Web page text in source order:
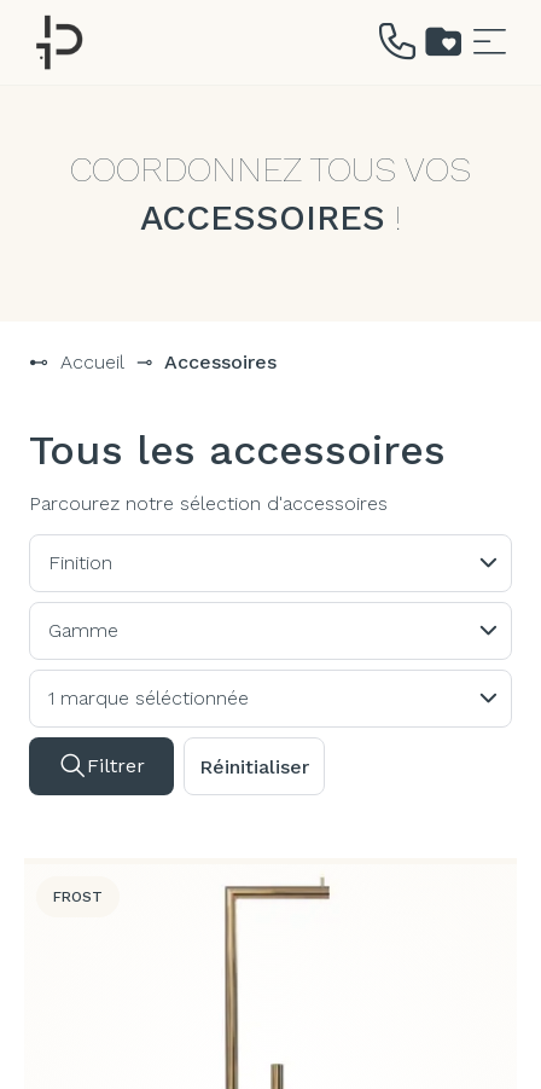
COORDONNEZ TOUS VOS
ACCESSOIRES !
⊷ Accueil ⊸ Accessoires
Tous les accessoires
Parcourez notre sélection d'accessoires
Finition
Gamme
1 marque séléctionnée
Filtrer Réinitialiser
FROST